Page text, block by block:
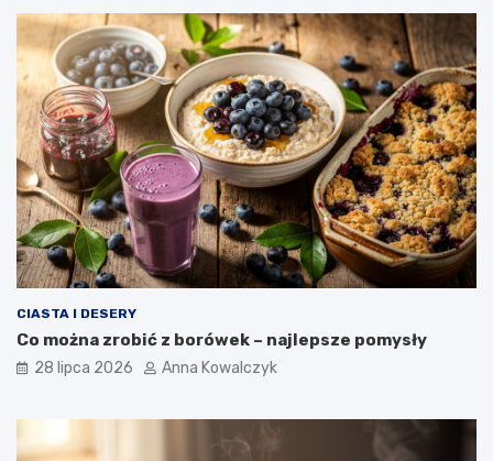
CIASTA I DESERY
Co można zrobić z borówek – najlepsze pomysły
28 lipca 2026 Anna Kowalczyk